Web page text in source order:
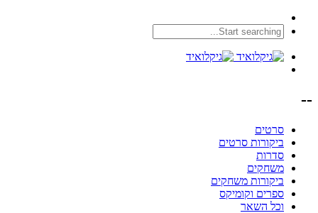
--
סרטים
ביקורות סרטים
סדרות
משחקים
ביקורות משחקים
ספרים וקומיקס
וכל השאר